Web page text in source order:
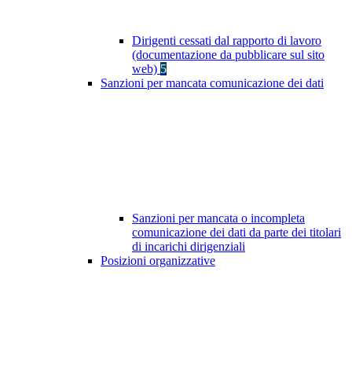
Dirigenti cessati dal rapporto di lavoro
(documentazione da pubblicare sul sito
web) 5
Sanzioni per mancata comunicazione dei dati
Sanzioni per mancata o incompleta
comunicazione dei dati da parte dei titolari
di incarichi dirigenziali
Posizioni organizzative